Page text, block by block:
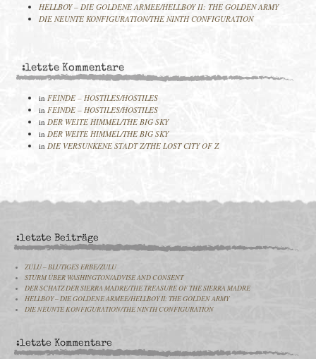
HELLBOY – DIE GOLDENE ARMEE/HELLBOY II: THE GOLDEN ARMY
DIE NEUNTE KONFIGURATION/THE NINTH CONFIGURATION
:letzte Kommentare
in FEINDE – HOSTILES/HOSTILES
in FEINDE – HOSTILES/HOSTILES
in DER WEITE HIMMEL/THE BIG SKY
in DER WEITE HIMMEL/THE BIG SKY
in DIE VERSUNKENE STADT Z/THE LOST CITY OF Z
:letzte Beiträge
ZULU – BLUTIGES ERBE/ZULU
STURM ÜBER WASHINGTON/ADVISE AND CONSENT
DER SCHATZ DER SIERRA MADRE/THE TREASURE OF THE SIERRA MADRE
HELLBOY – DIE GOLDENE ARMEE/HELLBOY II: THE GOLDEN ARMY
DIE NEUNTE KONFIGURATION/THE NINTH CONFIGURATION
:letzte Kommentare